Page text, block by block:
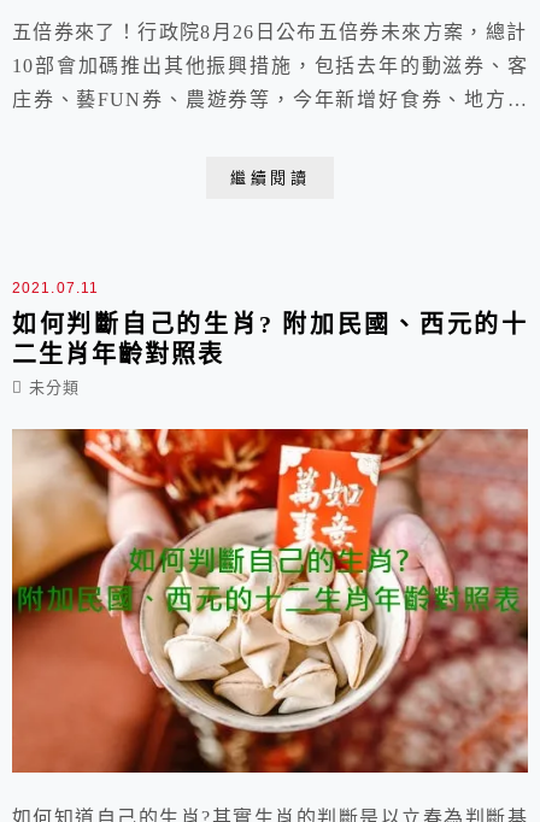
五倍券來了！行政院8月26日公布五倍券未來方案，總計
10部會加碼推出其他振興措施，包括去年的動滋券、客
庄券、藝FUN券、農遊券等，今年新增好食券、地方創
自登記，今年採單一平台登記。
繼續閱讀
2021.07.11
如何判斷自己的生肖? 附加民國、西元的十
二生肖年齡對照表
未分類